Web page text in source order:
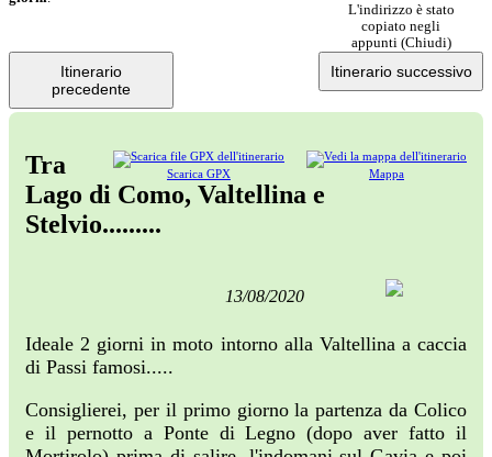
L'indirizzo è stato
copiato negli
appunti (Chiudi)
Itinerario
precedente
Itinerario successivo
Mappa
Scarica GPX
Tra
Lago di Como, Valtellina e
Stelvio.........
13/08/2020
Ideale 2 giorni in moto intorno alla Valtellina a caccia
di Passi famosi.....
Consiglierei, per il primo giorno la partenza da Colico
e il pernotto a Ponte di Legno (dopo aver fatto il